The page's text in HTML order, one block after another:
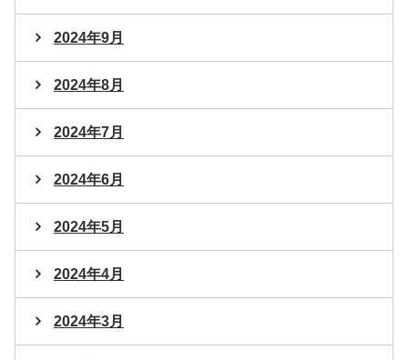
2024年9月
2024年8月
2024年7月
2024年6月
2024年5月
2024年4月
2024年3月